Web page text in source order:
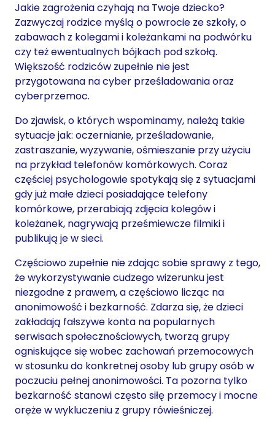
Jakie zagrożenia czyhają na Twoje dziecko?
Zazwyczaj rodzice myślą o powrocie ze szkoły, o
zabawach z kolegami i koleżankami na podwórku
czy też ewentualnych bójkach pod szkołą.
Większość rodziców zupełnie nie jest
przygotowana na cyber prześladowania oraz
cyberprzemoc.
Do zjawisk, o których wspominamy, należą takie
sytuacje jak: oczernianie, prześladowanie,
zastraszanie, wyzywanie, ośmieszanie przy użyciu
na przykład telefonów komórkowych. Coraz
częściej psychologowie spotykają się z sytuacjami
gdy już małe dzieci posiadające telefony
komórkowe, przerabiają zdjęcia kolegów i
koleżanek, nagrywają prześmiewcze filmiki i
publikują je w sieci.
Częściowo zupełnie nie zdając sobie sprawy z tego,
że wykorzystywanie cudzego wizerunku jest
niezgodne z prawem, a częściowo licząc na
anonimowość i bezkarność. Zdarza się, że dzieci
zakładają fałszywe konta na popularnych
serwisach społecznościowych, tworzą grupy
ogniskujące się wobec zachowań przemocowych
w stosunku do konkretnej osoby lub grupy osób w
poczuciu pełnej anonimowości. Ta pozorna tylko
bezkarność stanowi często siłę przemocy i mocne
oręże w wykluczeniu z grupy rówieśniczej.